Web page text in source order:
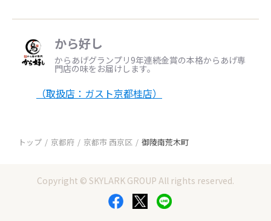
から好し
からあげグランプリ9年連続金賞の本格からあげ専
門店の味をお届けします。
（取扱店：ガスト京都桂店）
トップ 京都府 京都市 西京区 御陵南荒木町
Copyright © SKYLARK GROUP All rights reserved.